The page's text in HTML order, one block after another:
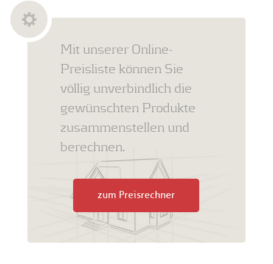
Mit unserer Online-
Preisliste können Sie
völlig unverbindlich die
gewünschten Produkte
zusammenstellen und
berechnen.
zum Preisrechner